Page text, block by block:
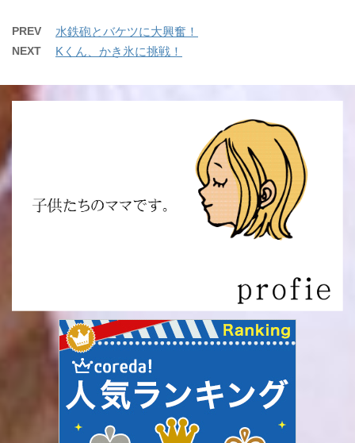
PREV 水鉄砲とバケツに大興奮！
NEXT Kくん、かき氷に挑戦！